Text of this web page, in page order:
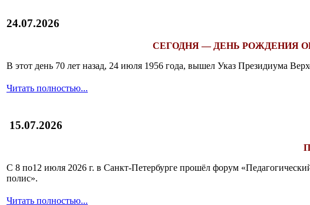
24.07.2026
СЕГОДНЯ — ДЕНЬ РОЖДЕНИЯ
В этот день 70 лет назад, 24 июля 1956 года, вышел Указ Президиума
Читать полностью...
15.07.2026
С 8 по12 июля 2026 г. в Санкт-Петербурге прошёл форум
полис».
Читать полностью...